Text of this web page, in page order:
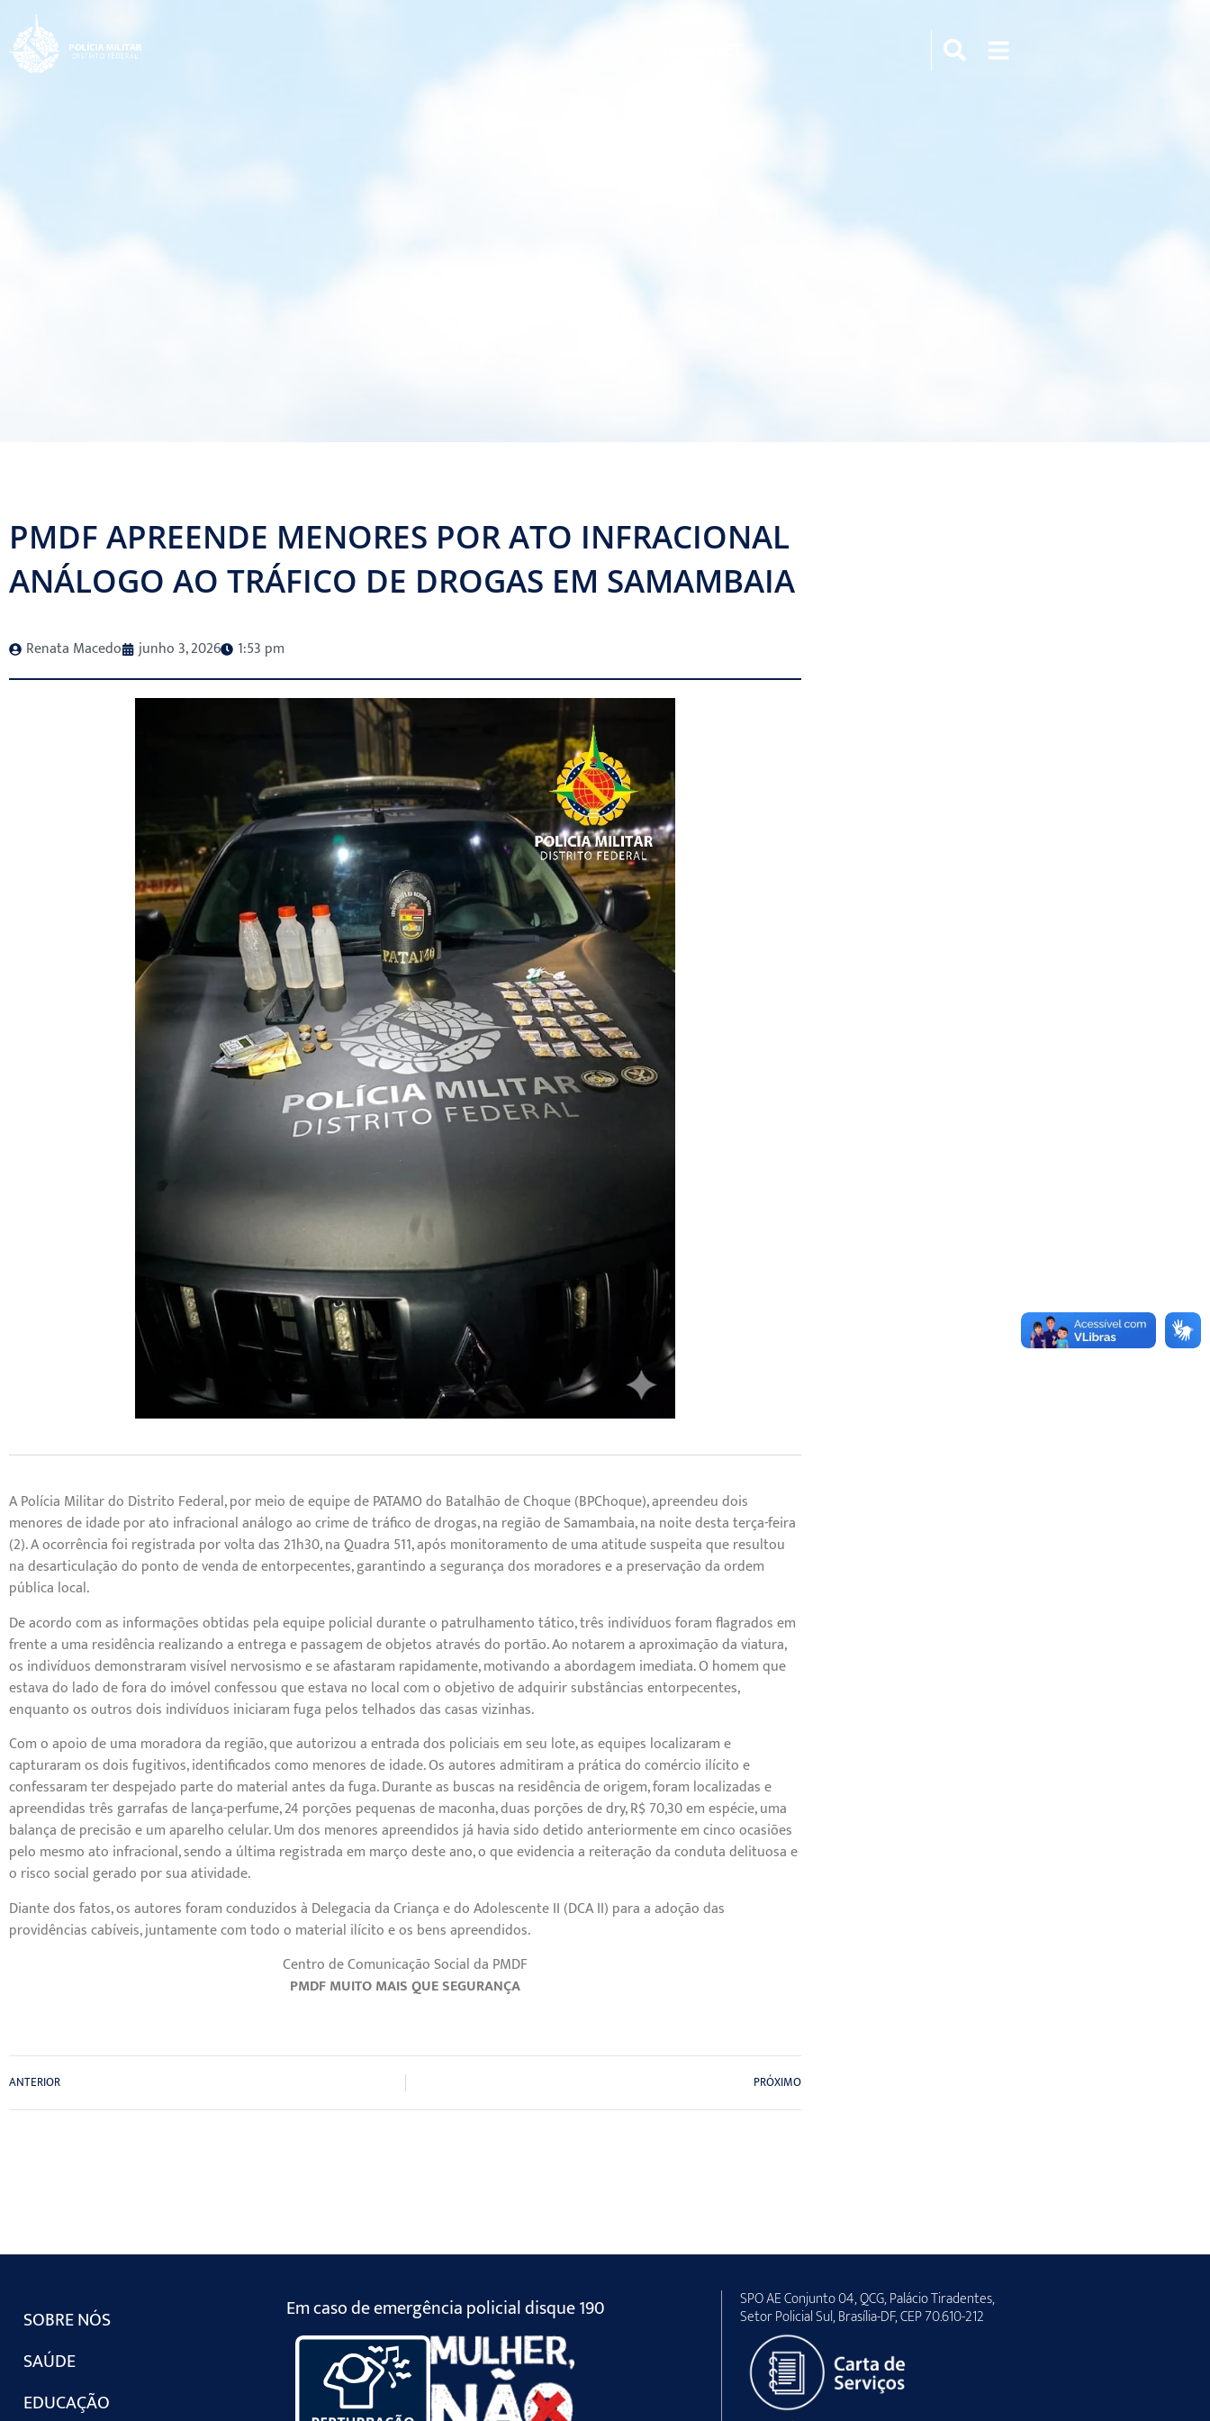
PMDF APREENDE MENORES POR ATO INFRACIONAL
ANÁLOGO AO TRÁFICO DE DROGAS EM SAMAMBAIA
Renata Macedo junho 3, 2026 1:53 pm
A Polícia Militar do Distrito Federal, por meio de equipe de PATAMO do Batalhão de Choque (BPChoque), apreendeu dois
menores de idade por ato infracional análogo ao crime de tráfico de drogas, na região de Samambaia, na noite desta terça-feira
(2). A ocorrência foi registrada por volta das 21h30, na Quadra 511, após monitoramento de uma atitude suspeita que resultou
na desarticulação do ponto de venda de entorpecentes, garantindo a segurança dos moradores e a preservação da ordem
pública local.
De acordo com as informações obtidas pela equipe policial durante o patrulhamento tático, três indivíduos foram flagrados em
frente a uma residência realizando a entrega e passagem de objetos através do portão. Ao notarem a aproximação da viatura,
os indivíduos demonstraram visível nervosismo e se afastaram rapidamente, motivando a abordagem imediata. O homem que
estava do lado de fora do imóvel confessou que estava no local com o objetivo de adquirir substâncias entorpecentes,
enquanto os outros dois indivíduos iniciaram fuga pelos telhados das casas vizinhas.
Com o apoio de uma moradora da região, que autorizou a entrada dos policiais em seu lote, as equipes localizaram e
capturaram os dois fugitivos, identificados como menores de idade. Os autores admitiram a prática do comércio ilícito e
confessaram ter despejado parte do material antes da fuga. Durante as buscas na residência de origem, foram localizadas e
apreendidas três garrafas de lança-perfume, 24 porções pequenas de maconha, duas porções de dry, R$ 70,30 em espécie, uma
balança de precisão e um aparelho celular. Um dos menores apreendidos já havia sido detido anteriormente em cinco ocasiões
pelo mesmo ato infracional, sendo a última registrada em março deste ano, o que evidencia a reiteração da conduta delituosa e
o risco social gerado por sua atividade.
Diante dos fatos, os autores foram conduzidos à Delegacia da Criança e do Adolescente II (DCA II) para a adoção das
providências cabíveis, juntamente com todo o material ilícito e os bens apreendidos.
Centro de Comunicação Social da PMDF
PMDF MUITO MAIS QUE SEGURANÇA
ANTERIOR PRÓXIMO
SOBRE NÓS
SAÚDE
EDUCAÇÃO
Em caso de emergência policial disque 190 SPO AE Conjunto 04, QCG, Palácio Tiradentes,
Setor Policial Sul, Brasília-DF, CEP 70.610-212